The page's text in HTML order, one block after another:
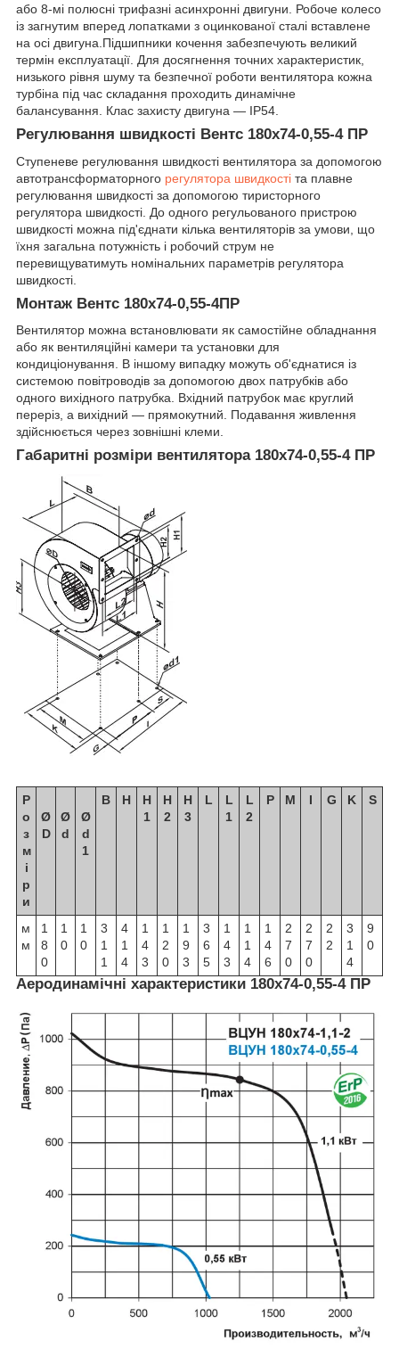
або 8-мі полюсні трифазні асинхронні двигуни. Робоче колесо
із загнутим вперед лопатками з оцинкованої сталі вставлене
на осі двигуна.Підшипники кочення забезпечують великий
термін експлуатації. Для досягнення точних характеристик,
низького рівня шуму та безпечної роботи вентилятора кожна
турбіна під час складання проходить динамічне
балансування. Клас захисту двигуна — IP54.
Регулювання швидкості Вентс 180х74-0,55-4 ПР
Ступеневе регулювання швидкості вентилятора за допомогою
автотрансформаторного регулятора швидкості та плавне
регулювання швидкості за допомогою тиристорного
регулятора швидкості. До одного регульованого пристрою
швидкості можна під'єднати кілька вентиляторів за умови, що
їхня загальна потужність і робочий струм не
перевищуватимуть номінальних параметрів регулятора
швидкості.
Монтаж Вентс 180х74-0,55-4ПР
Вентилятор можна встановлювати як самостійне обладнання
або як вентиляційні камери та установки для
кондиціонування. В іншому випадку можуть об'єднатися із
системою повітроводів за допомогою двох патрубків або
одного вихідного патрубка. Вхідний патрубок має круглий
переріз, а вихідний — прямокутний. Подавання живлення
здійснюється через зовнішні клеми.
Габаритні розміри вентилятора 180х74-0,55-4 ПР
Р
о
з
м
і
р
и
Ø
D
Ø
d
Ø
d
1
B H
H
1
H
2
H
3
L
L
1
L
2
P M I G K S
м
м
1
8
0
1
0
1
0
3
1
1
4
1
4
1
4
3
1
2
0
1
9
3
3
6
5
1
4
3
1
1
4
1
4
6
2
7
0
2
7
0
2
2
3
1
4
9
0
Аеродинамічні характеристики 180х74-0,55-4 ПР